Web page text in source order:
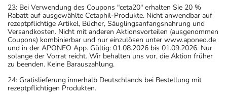
23: Bei Verwendung des Coupons "ceta20" erhalten Sie 20 %
Rabatt auf ausgewählte Cetaphil-Produkte. Nicht anwendbar auf
rezeptpflichtige Artikel, Bücher, Säuglingsanfangsnahrung und
Versandkosten. Nicht mit anderen Aktionsvorteilen (ausgenommen
Coupons) kombinierbar und nur einzulösen unter www.aponeo.de
und in der APONEO App. Gültig: 01.08.2026 bis 01.09.2026. Nur
solange der Vorrat reicht. Wir behalten uns vor, die Aktion früher
zu beenden. Keine Barauszahlung.
24: Gratislieferung innerhalb Deutschlands bei Bestellung mit
rezeptpflichtigen Produkten.